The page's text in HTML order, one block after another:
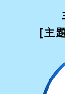
[主